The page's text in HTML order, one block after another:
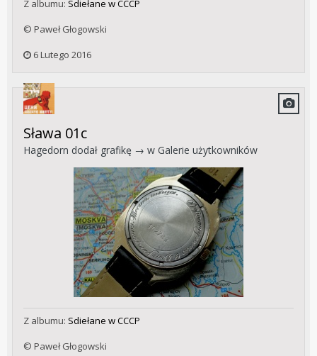
Z albumu: Sdiełane w CCCP
© Paweł Głogowski
6 Lutego 2016
Sława 01c
Hagedorn dodał grafikę → w Galerie użytkowników
Z albumu: Sdiełane w CCCP
© Paweł Głogowski